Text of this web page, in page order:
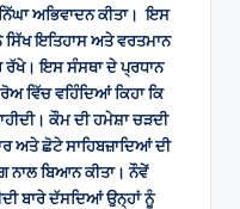
ਅਭਿਵਾਦਨ ਕੀਤਾ। ਇਸ
ਇਤਿਹਾਸ ਅਤੇ ਵਰਤਮਾਨ
ਰੱਖੇ। ਇਸ ਸੰਸਥਾ ਦੇ ਪ੍ਰਧਾਨ
ਵਿੱਚ ਵਹਿੰਦਿਆਂ ਕਿਹਾ ਕਿ
ਕੌਮ ਦੀ ਹਮੇਸ਼ਾ ਚੜਦੀ
ਅਤੇ ਛੋਟੇ ਸਾਹਿਬਜ਼ਾਦਿਆਂ ਦੀ
ਨਾਲ ਬਿਆਨ ਕੀਤਾ। ਨੌਵੇਂ
ਬਾਰੇ ਦੱਸਦਿਆਂ ਉਨ੍ਹਾਂ ਨੂੰ